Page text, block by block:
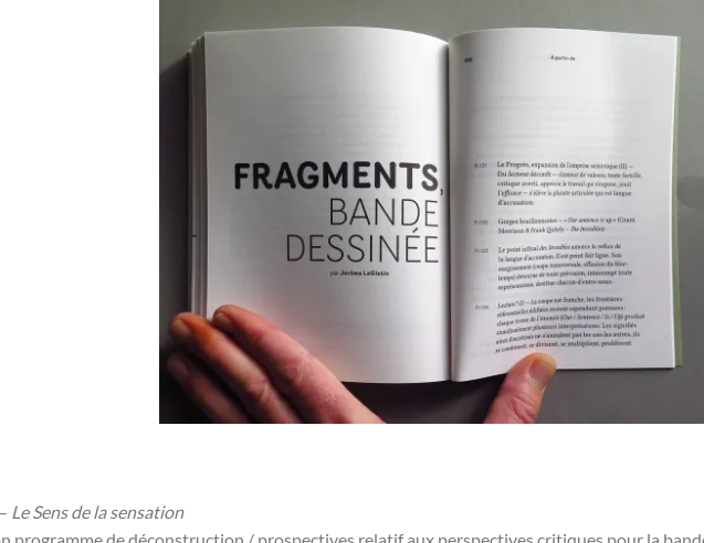
Le Sens de la sensation
programme de déconstruction / prospectives relatif aux perspectives critiques pour la